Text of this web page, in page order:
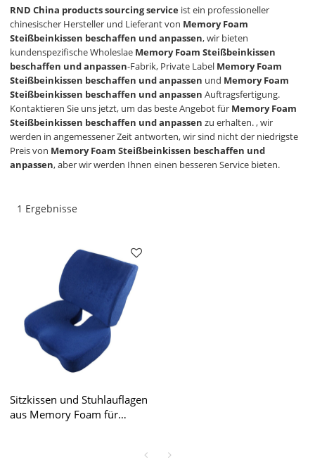
RND China products sourcing service ist ein professioneller
chinesischer Hersteller und Lieferant von Memory Foam
Steißbeinkissen beschaffen und anpassen, wir bieten
kundenspezifische Wholeslae Memory Foam Steißbeinkissen
beschaffen und anpassen-Fabrik, Private Label Memory Foam
Steißbeinkissen beschaffen und anpassen und Memory Foam
Steißbeinkissen beschaffen und anpassen Auftragsfertigung.
Kontaktieren Sie uns jetzt, um das beste Angebot für Memory Foam
Steißbeinkissen beschaffen und anpassen zu erhalten. , wir
werden in angemessener Zeit antworten, wir sind nicht der niedrigste
Preis von Memory Foam Steißbeinkissen beschaffen und
anpassen, aber wir werden Ihnen einen besseren Service bieten.
1 Ergebnisse
Sitzkissen und Stuhlauflagen
aus Memory Foam für